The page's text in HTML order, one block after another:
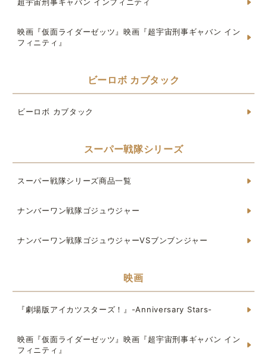
映画『仮面ライダーゼッツ』映画『超宇宙刑事ギャバン イン
フィニティ』
ビーロボ カブタック
ビーロボ カブタック
スーパー戦隊シリーズ
スーパー戦隊シリーズ商品一覧
ナンバーワン戦隊ゴジュウジャー
ナンバーワン戦隊ゴジュウジャーVSブンブンジャー
映画
『劇場版アイカツスターズ！』-Anniversary Stars-
映画『仮面ライダーゼッツ』映画『超宇宙刑事ギャバン イン
フィニティ』